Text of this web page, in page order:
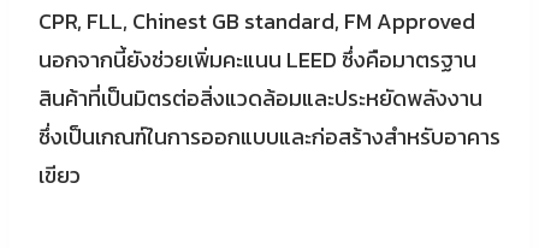
CPR, FLL, Chinest GB standard, FM Approved
นอกจากนี้ยังช่วยเพิ่มคะแนน LEED ซึ่งคือมาตรฐาน
สินค้าที่เป็นมิตรต่อสิ่งแวดล้อมและประหยัดพลังงาน
ซึ่งเป็นเกณฑ์ในการออกแบบและก่อสร้างสำหรับอาคาร
เขียว